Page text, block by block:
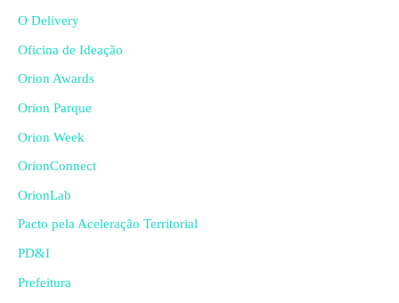
O Delivery
Oficina de Ideação
Orion Awards
Orion Parque
Orion Week
OrionConnect
OrionLab
Pacto pela Aceleração Territorial
PD&I
Prefeitura